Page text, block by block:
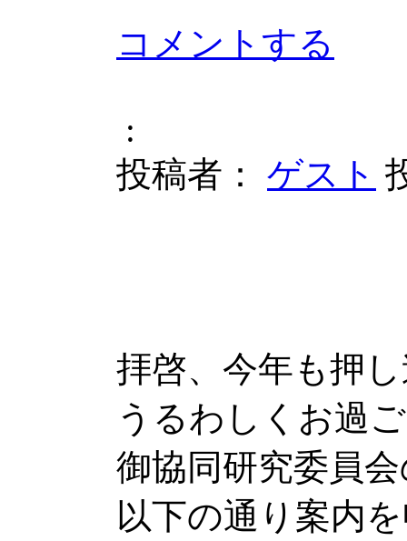
コメントする
:
投稿者： ゲスト
拝啓、今年も押
うるわしくお過
御協同研究委員
以下の通り案内